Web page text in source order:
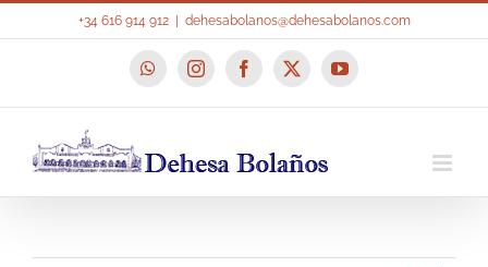
+34 616 914 912 dehesabolanos@dehesabolanos.com
WhatsAppInstagramFacebook
X YouTube